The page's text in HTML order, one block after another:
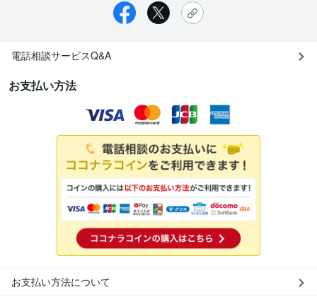
電話相談サービスQ&A
お支払い方法
お支払い方法について